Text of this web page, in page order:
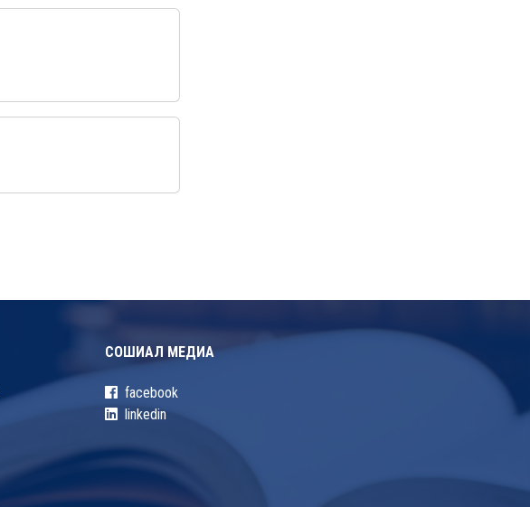
СОШИАЛ МЕДИА
facebook
linkedin